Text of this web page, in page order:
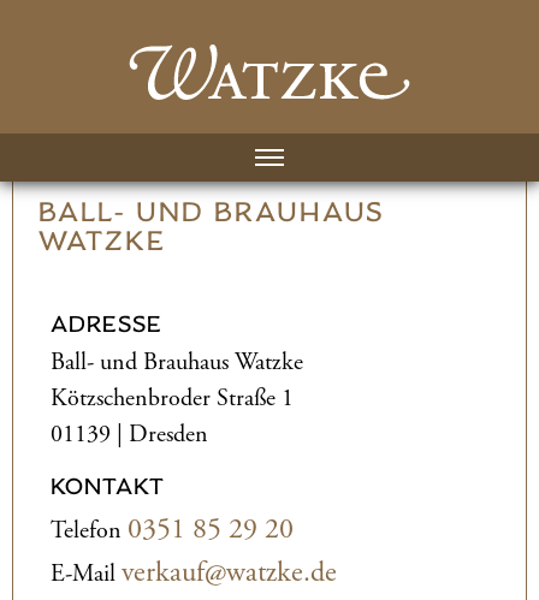
BALL- UND­ BRAUHAUS
WATZKE
ADRESSE
Ball- und­ Brauhaus Watzke
Kötzschenbroder Straße 1
01139 | Dresden
KONTAKT
Telefon 0351 85 29 20
E-Mailverkauf@watzke.de